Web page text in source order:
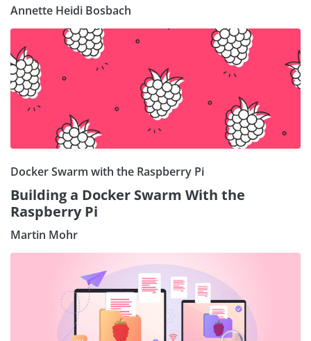
Annette Heidi Bosbach
Docker Swarm with the Raspberry Pi
Building a Docker Swarm With the
Raspberry Pi
Martin Mohr